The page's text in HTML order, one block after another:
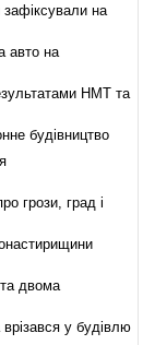
на
авто на
НМТ та
будівництво
грози, град і
двома
у будівлю